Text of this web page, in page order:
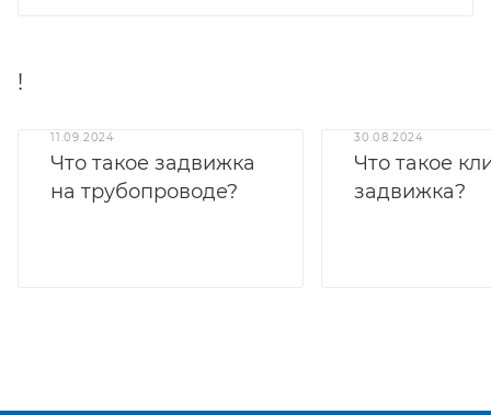
!
11.09.2024
Что такое задвижка
на трубопроводе?
30.08.2024
Что такое
задвижка?